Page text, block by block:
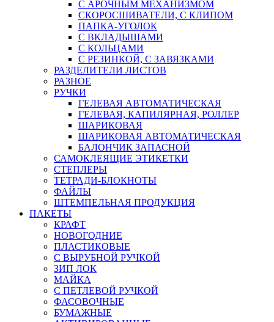
С АРОЧНЫМ МЕХАНИЗМОМ
СКОРОСШИВАТЕЛИ, С КЛИПОМ
ПАПКА-УГОЛОК
С ВКЛАДЫШАМИ
С КОЛЬЦАМИ
С РЕЗИНКОЙ, С ЗАВЯЗКАМИ
РАЗДЕЛИТЕЛИ ЛИСТОВ
РАЗНОЕ
РУЧКИ
ГЕЛЕВАЯ АВТОМАТИЧЕСКАЯ
ГЕЛЕВАЯ, КАПИЛЯРНАЯ, РОЛЛЕР
ШАРИКОВАЯ
ШАРИКОВАЯ АВТОМАТИЧЕСКАЯ
БАЛОНЧИК ЗАПАСНОЙ
САМОКЛЕЯЩИЕ ЭТИКЕТКИ
СТЕПЛЕРЫ
ТЕТРАДИ-БЛОКНОТЫ
ФАЙЛЫ
ШТЕМПЕЛЬНАЯ ПРОДУКЦИЯ
ПАКЕТЫ
КРАФТ
НОВОГОДНИЕ
ПЛАСТИКОВЫЕ
С ВЫРУБНОЙ РУЧКОЙ
ЗИП ЛОК
МАЙКА
С ПЕТЛЕВОЙ РУЧКОЙ
ФАСОВОЧНЫЕ
БУМАЖНЫЕ